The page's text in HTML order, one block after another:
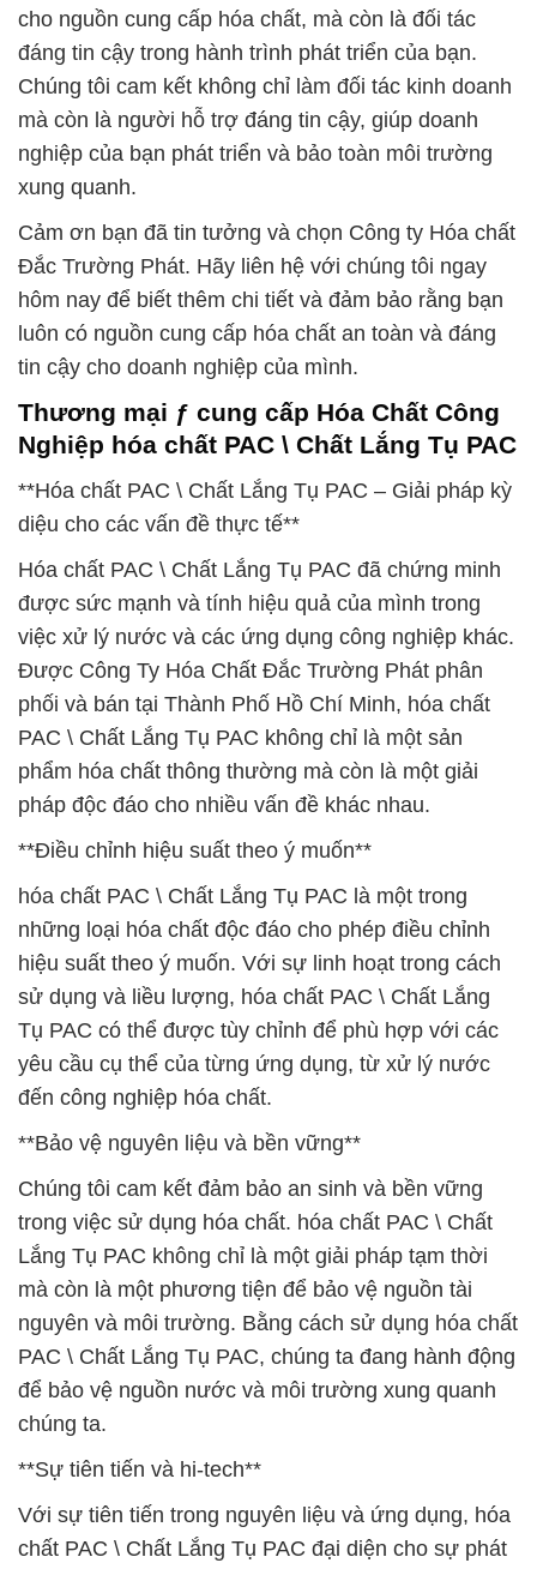
cho nguồn cung cấp hóa chất, mà còn là đối tác
đáng tin cậy trong hành trình phát triển của bạn.
Chúng tôi cam kết không chỉ làm đối tác kinh doanh
mà còn là người hỗ trợ đáng tin cậy, giúp doanh
nghiệp của bạn phát triển và bảo toàn môi trường
xung quanh.
Cảm ơn bạn đã tin tưởng và chọn Công ty Hóa chất
Đắc Trường Phát. Hãy liên hệ với chúng tôi ngay
hôm nay để biết thêm chi tiết và đảm bảo rằng bạn
luôn có nguồn cung cấp hóa chất an toàn và đáng
tin cậy cho doanh nghiệp của mình.
Thương mại ƒ cung cấp Hóa Chất Công
Nghiệp hóa chất PAC \ Chất Lắng Tụ PAC
**Hóa chất PAC \ Chất Lắng Tụ PAC – Giải pháp kỳ
diệu cho các vấn đề thực tế**
Hóa chất PAC \ Chất Lắng Tụ PAC đã chứng minh
được sức mạnh và tính hiệu quả của mình trong
việc xử lý nước và các ứng dụng công nghiệp khác.
Được Công Ty Hóa Chất Đắc Trường Phát phân
phối và bán tại Thành Phố Hồ Chí Minh, hóa chất
PAC \ Chất Lắng Tụ PAC không chỉ là một sản
phẩm hóa chất thông thường mà còn là một giải
pháp độc đáo cho nhiều vấn đề khác nhau.
**Điều chỉnh hiệu suất theo ý muốn**
hóa chất PAC \ Chất Lắng Tụ PAC là một trong
những loại hóa chất độc đáo cho phép điều chỉnh
hiệu suất theo ý muốn. Với sự linh hoạt trong cách
sử dụng và liều lượng, hóa chất PAC \ Chất Lắng
Tụ PAC có thể được tùy chỉnh để phù hợp với các
yêu cầu cụ thể của từng ứng dụng, từ xử lý nước
đến công nghiệp hóa chất.
**Bảo vệ nguyên liệu và bền vững**
Chúng tôi cam kết đảm bảo an sinh và bền vững
trong việc sử dụng hóa chất. hóa chất PAC \ Chất
Lắng Tụ PAC không chỉ là một giải pháp tạm thời
mà còn là một phương tiện để bảo vệ nguồn tài
nguyên và môi trường. Bằng cách sử dụng hóa chất
PAC \ Chất Lắng Tụ PAC, chúng ta đang hành động
để bảo vệ nguồn nước và môi trường xung quanh
chúng ta.
**Sự tiên tiến và hi-tech**
Với sự tiên tiến trong nguyên liệu và ứng dụng, hóa
chất PAC \ Chất Lắng Tụ PAC đại diện cho sự phát